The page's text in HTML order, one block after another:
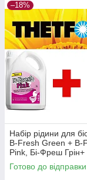
–18%
Набір рідини для
B-Fresh Green + B-
Pink, Бі-Фреш
Пінк, 2 л + 2 л,
Готово до відправки